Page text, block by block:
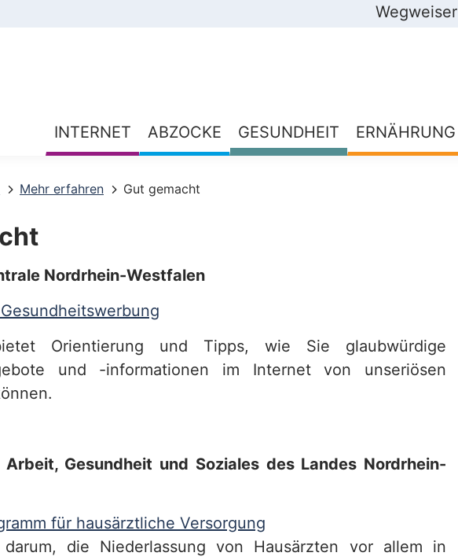
Wegweiser
INTERNET ABZOCKE GESUNDHEIT ERNÄHRUNG
Mehr erfahren Gut gemacht
Nordrhein-Westfalen
Orientierung und Tipps, wie Sie glaubwürdige
und -informationen im Internet von unseriösen
Gesundheit und Soziales des Landes Nordrhein-
für hausärztliche Versorgung
die Niederlassung von Hausärzten vor allem in